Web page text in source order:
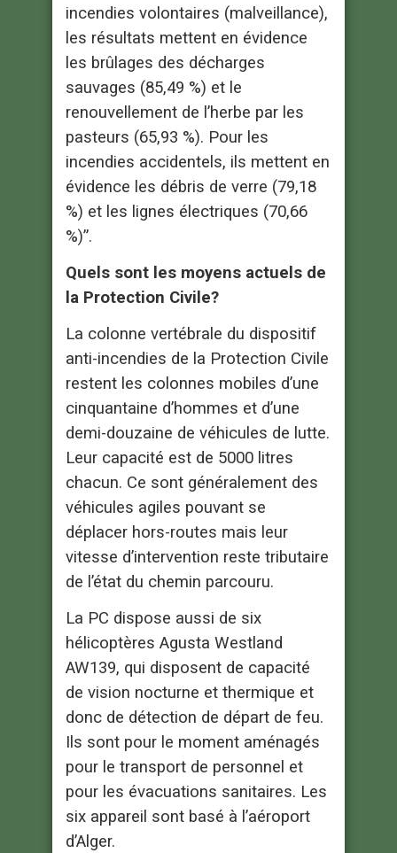
incendies volontaires (malveillance),
les résultats mettent en évidence
les brûlages des décharges
sauvages (85,49 %) et le
renouvellement de l’herbe par les
pasteurs (65,93 %). Pour les
incendies accidentels, ils mettent en
évidence les débris de verre (79,18
%) et les lignes électriques (70,66
%)”.
Quels sont les moyens actuels de
la Protection Civile?
La colonne vertébrale du dispositif
anti-incendies de la Protection Civile
restent les colonnes mobiles d’une
cinquantaine d’hommes et d’une
demi-douzaine de véhicules de lutte.
Leur capacité est de 5000 litres
chacun. Ce sont généralement des
véhicules agiles pouvant se
déplacer hors-routes mais leur
vitesse d’intervention reste tributaire
de l’état du chemin parcouru.
La PC dispose aussi de six
hélicoptères Agusta Westland
AW139, qui disposent de capacité
de vision nocturne et thermique et
donc de détection de départ de feu.
Ils sont pour le moment aménagés
pour le transport de personnel et
pour les évacuations sanitaires. Les
six appareil sont basé à l’aéroport
d’Alger.